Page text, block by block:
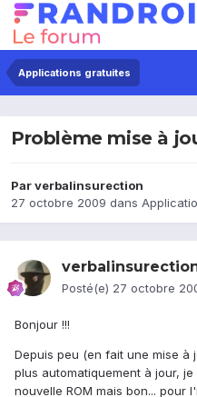
Applications gratuites
Problème mise à
Parverbalinsurection
27 octobre 2009 dans
Posté(e) 27 octobre
Bonjour !!!
Depuis peu (en fait une mise à
plus automatiquement à jour,
nouvelle ROM mais bon...